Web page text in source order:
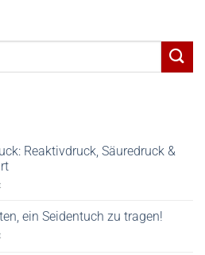
Reaktivdruck, Säuredruck &
Textildruck:
Reaktivdruck,
ein Seidentuch zu tragen!